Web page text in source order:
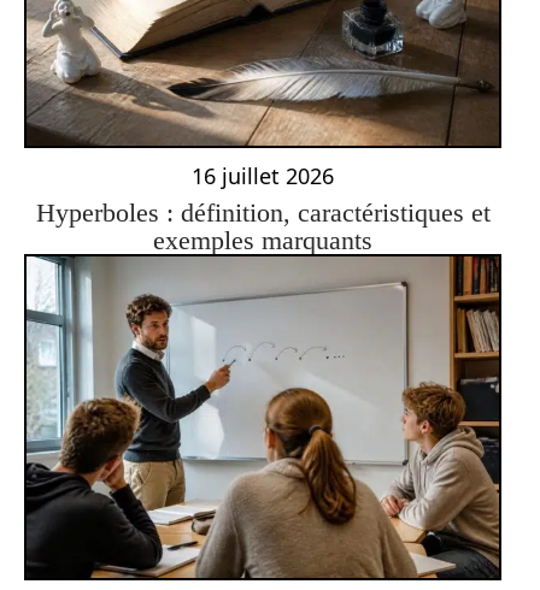
16 juillet 2026
Hyperboles : définition, caractéristiques et
exemples marquants